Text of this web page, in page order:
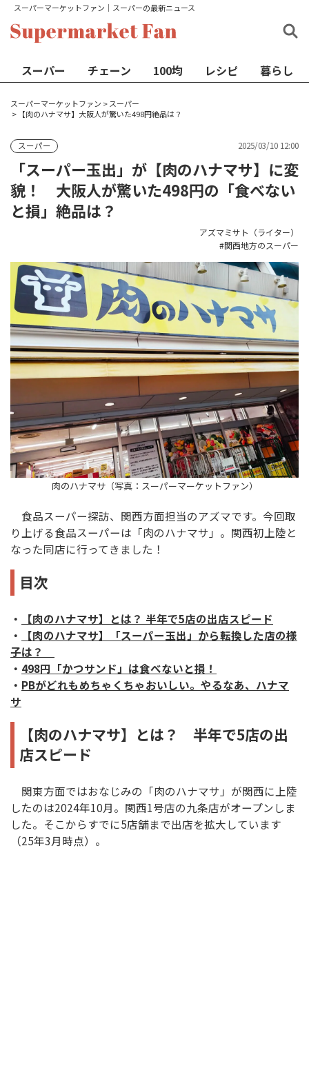
スーパーマーケットファン│スーパーの最新ニュース
スーパー チェーン 100均 レシピ 暮らし
スーパーマーケットファン > スーパー
> 【肉のハナマサ】大阪人が驚いた498円絶品は？
スーパー 2025/03/10 12:00
「スーパー玉出」が【肉のハナマサ】に変
貌！ 大阪人が驚いた498円の「食べない
と損」絶品は？
アズマミサト（ライター）
関西地方のスーパー
肉のハナマサ（写真：スーパーマーケットファン）
食品スーパー探訪、関西方面担当のアズマです。今回取
り上げる食品スーパーは「肉のハナマサ」。関西初上陸と
なった同店に行ってきました！
目次
・
【肉のハナマサ】とは？ 半年で5店の出店スピード
・
【肉のハナマサ】「スーパー玉出」から転換した店の様
子は？
・ 498円「かつサンド」は食べないと損！
・ PBがどれもめちゃくちゃおいしい。やるなあ、ハナマ
サ
【肉のハナマサ】とは？ 半年で5店の出
店スピード
関東方面ではおなじみの「肉のハナマサ」が関西に上陸
したのは2024年10月。関西1号店の九条店がオープンしま
した。そこからすでに5店舗まで出店を拡大しています
（25年3月時点）。